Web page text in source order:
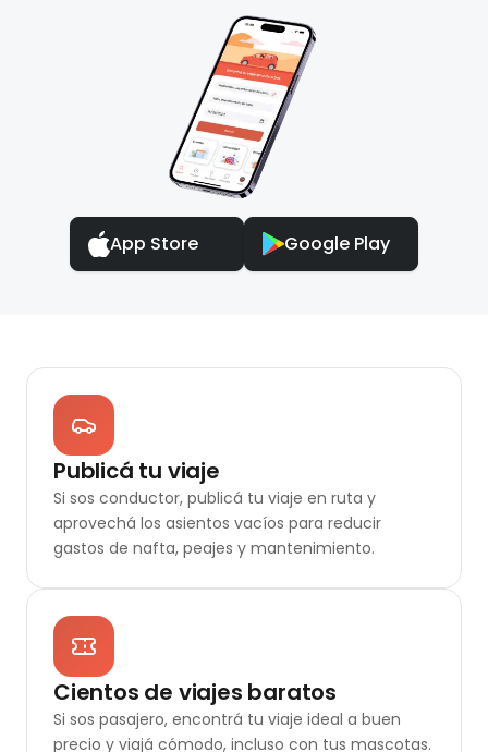
App Store Google Play
Publicá tu viaje
Si sos conductor, publicá tu viaje en ruta y
aprovechá los asientos vacíos para reducir
gastos de nafta, peajes y mantenimiento.
Cientos de viajes baratos
Si sos pasajero, encontrá tu viaje ideal a buen
precio y viajá cómodo, incluso con tus mascotas.